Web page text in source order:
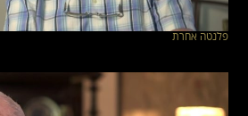
פלנטה אחרת